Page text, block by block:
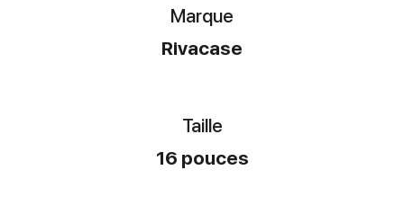
Marque
Rivacase
Taille
16 pouces